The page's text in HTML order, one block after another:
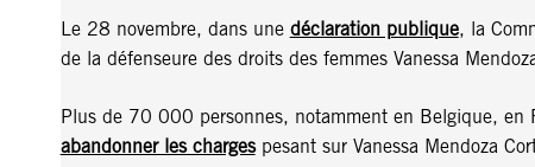
Le 28 novembre, dans une déclaration publique, la
de la défenseure des droits des femmes Vanessa
Plus de 70 000 personnes, notamment en Belgique,
abandonner les chargespesant sur Vanessa Mendoza